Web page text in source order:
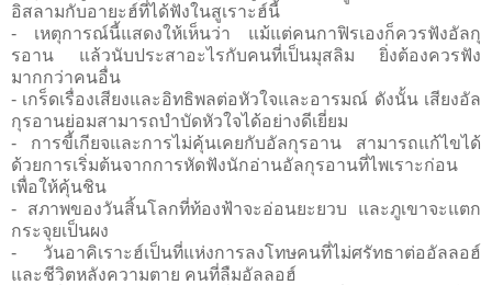
อิสลามกับอายะฮ์ที่ได้ฟังในสูเราะฮ์นี้
- เหตุการณ์นี้แสดงให้เห็นว่า แม้แต่คนกาฟิรเองก็ควรฟังอัลกุ
รอาน แล้วนับประสาอะไรกับคนที่เป็นมุสลิม ยิ่งต้องควรฟัง
มากกว่าคนอื่น
- เกร็ดเรื่องเสียงและอิทธิพลต่อหัวใจและอารมณ์ ดังนั้น เสียงอัล
กุรอานย่อมสามารถบำบัดหัวใจได้อย่างดีเยี่ยม
- การขี้เกียจและการไม่คุ้นเคยกับอัลกุรอาน สามารถแก้ไขได้
ด้วยการเริ่มต้นจากการหัดฟังนักอ่านอัลกุรอานที่ไพเราะก่อน
เพื่อให้คุ้นชิน
- สภาพของวันสิ้นโลกที่ท้องฟ้าจะอ่อนยะยวบ และภูเขาจะแตก
กระจุยเป็นผง
- วันอาคิเราะฮ์เป็นที่แห่งการลงโทษคนที่ไม่ศรัทธาต่ออัลลอฮ์
และชีวิตหลังความตาย คนที่ลืมอัลลอฮ์